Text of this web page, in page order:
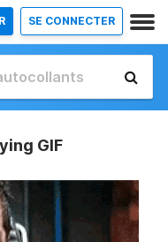
SE CONNECTER
GIF